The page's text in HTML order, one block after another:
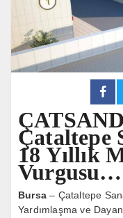
Çataltepe
18 Yıllık
Vurgusu…
Bursa – Çataltepe
Yardımlaşma ve